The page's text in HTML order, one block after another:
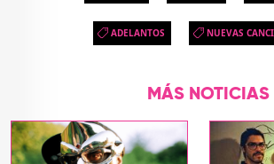
ADELANTOS NUEVAS
MÁS NOTICIAS